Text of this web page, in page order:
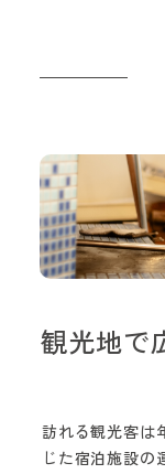
観光地で
訪れる観光客は
じた宿泊施設の